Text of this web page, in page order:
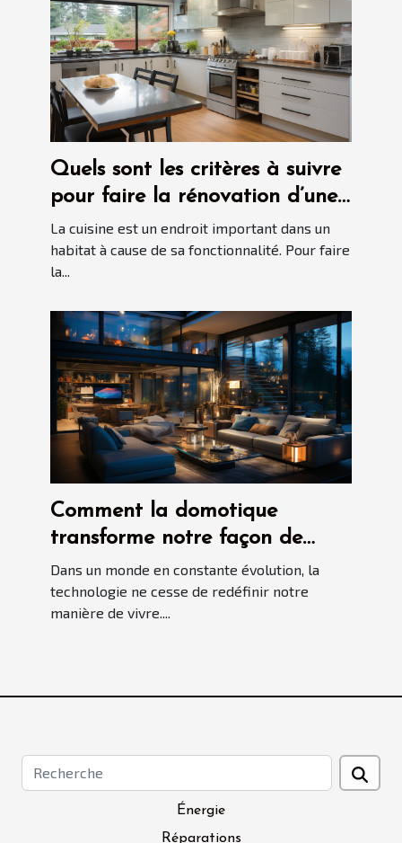
Quels sont les critères à suivre
pour faire la rénovation d’une
cuisine dans votre habitat ?
La cuisine est un endroit important dans un
habitat à cause de sa fonctionnalité. Pour faire
la...
Comment la domotique
transforme notre façon de
vivre ?
Dans un monde en constante évolution, la
technologie ne cesse de redéfinir notre
manière de vivre....
Énergie
Réparations